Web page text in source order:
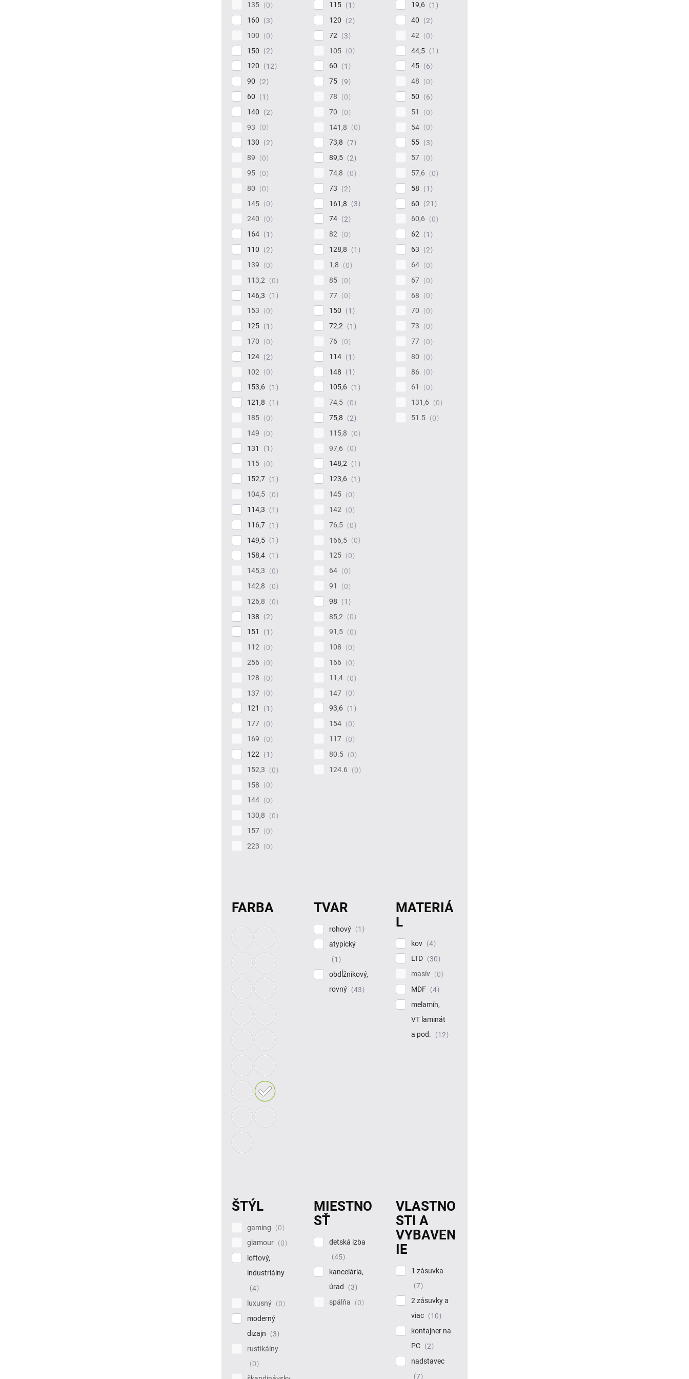
135
0
160
3
100
0
150
2
120
12
90
2
60
1
140
2
93
0
130
2
89
0
95
0
80
0
145
0
240
0
164
1
110
2
139
0
113,2
0
146,3
1
153
0
125
1
170
0
124
2
102
0
153,6
1
121,8
1
185
0
149
0
131
1
115
0
152,7
1
104,5
0
114,3
1
116,7
1
149,5
1
158,4
1
145,3
0
142,8
0
126,8
0
138
2
151
1
112
0
256
0
128
0
137
0
121
1
177
0
169
0
122
1
152,3
0
158
0
144
0
130,8
0
157
0
223
0
115
1
120
2
72
3
105
0
60
1
75
9
78
0
70
0
141,8
0
73,8
7
89,5
2
74,8
0
73
2
161,8
3
74
2
82
0
128,8
1
1,8
0
85
0
77
0
150
1
72,2
1
76
0
114
1
148
1
105,6
1
74,5
0
75,8
2
115,8
0
97,6
0
148,2
1
123,6
1
145
0
142
0
76,5
0
166,5
0
125
0
64
0
91
0
98
1
85,2
0
91,5
0
108
0
166
0
11,4
0
147
0
93,6
1
154
0
117
0
80.5
0
124.6
0
19,6
1
40
2
42
0
44,5
1
45
6
48
0
50
6
51
0
54
0
55
3
57
0
57,6
0
58
1
60
21
60,6
0
62
1
63
2
64
0
67
0
68
0
70
0
73
0
77
0
80
0
86
0
61
0
131,6
0
51.5
0
FARBA TVAR
rohový
1
atypický
1
obdĺžnikový,
rovný
43
MATERIÁ
L
kov
4
LTD
30
masív
0
MDF
4
melamín,
VT laminát
a pod.
12
ŠTÝL
gaming
0
glamour
0
loftový,
industriálny
4
luxusný
0
moderný
dizajn
3
rustikálny
0
MIESTNO
SŤ
detská izba
45
kancelária,
úrad
3
spálňa
0
VLASTNO
STI A
VYBAVEN
IE
1 zásuvka
7
2 zásuvky a
viac
10
kontajner na
PC
2
nadstavec
7